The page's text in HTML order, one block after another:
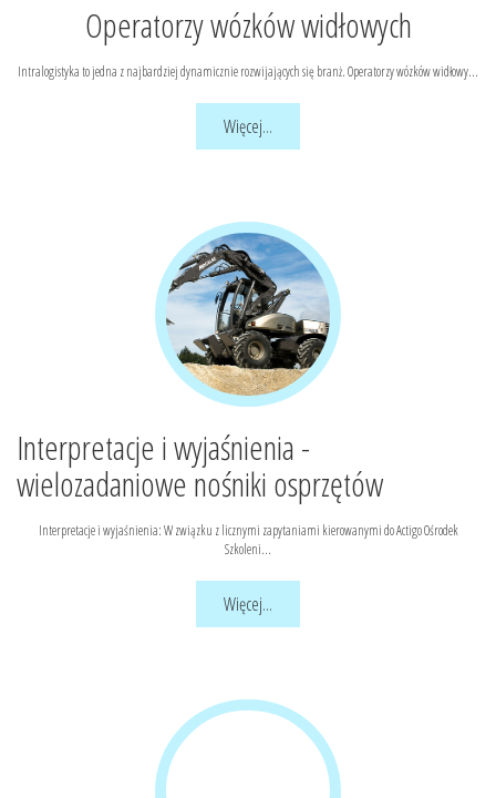
Operatorzy wózków widłowych
Intralogistyka to jedna z najbardziej dynamicznie rozwijających się branż. Operatorzy wózków widłowy...
Więcej...
Interpretacje i wyjaśnienia -
wielozadaniowe nośniki osprzętów
Interpretacje i wyjaśnienia: W związku z licznymi zapytaniami kierowanymi do Actigo Ośrodek
Szkoleni...
Więcej...